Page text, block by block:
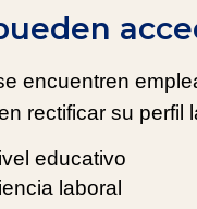
encuentren
rectificar su perfil
educativo
laboral